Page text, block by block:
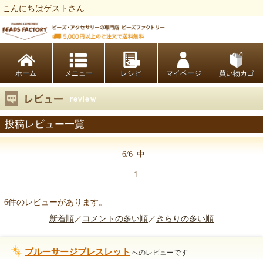
こんにちはゲストさん
ホーム レシピ マイページ 買い物カゴ
投稿レビュー一覧
6/6 中
1
6件のレビューがあります。
新着順／ コメントの多い順／ きらりの多い順
ブルーサージブレスレット へのレビューです